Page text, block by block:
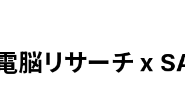
脳リサーチ x